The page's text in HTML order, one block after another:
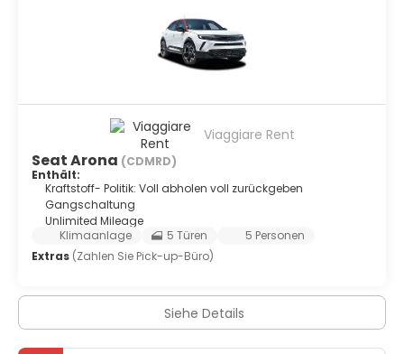
Seat Arona (CDMRD)
Enthält:
Kraftstoff- Politik: Voll abholen voll zurückgeben
Gangschaltung
Unlimited Mileage
Klimaanlage
5 Türen 5 Personen
Viaggiare Rent
Extras (Zahlen Sie Pick-up-Büro)
Siehe Details